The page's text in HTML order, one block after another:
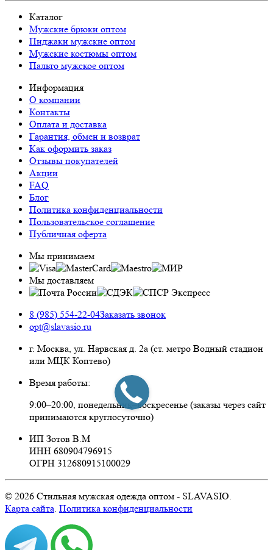
Каталог
Мужские брюки оптом
Пиджаки мужские оптом
Мужские костюмы оптом
Пальто мужское оптом
Информация
О компании
Контакты
Оплата и доставка
Гарантия, обмен и возврат
Как оформить заказ
Отзывы покупателей
Акции
FAQ
Блог
Политика конфиденциальности
Пользовательское соглашение
Публичная оферта
Мы принимаем
Мы доставляем
8 (985) 554-22-04Заказать звонок
opt@slavasio.ru
г. Москва, ул. Нарвская д. 2а (ст. метро Водный стадион
или МЦК Коптево)
Время работы:
9:00–20:00, понедельник–воскресенье (заказы через сайт
принимаются круглосуточно)
ИП Зотов В.М
ИНН 680904796915
ОГРН 312680915100029
© 2026 Стильная мужская одежда оптом - SLAVASIO.
Карта сайта. Политика конфиденциальности